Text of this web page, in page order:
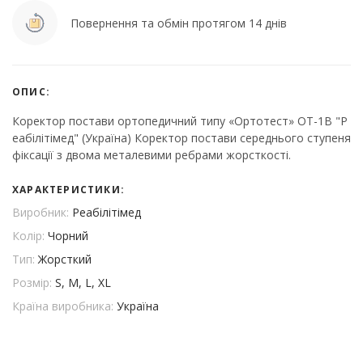
Повернення та обмін протягом 14 днів
ОПИС:
Коректор постави ортопедичний типу «Ортотест» ОТ-1В "Р
еабілітімед" (Україна) Коректор постави середнього ступеня
фіксації з двома металевими ребрами жорсткості.
ХАРАКТЕРИСТИКИ:
Виробник: Реабілітімед
Колір: Чорний
Тип:Жорсткий
Розмір: S, M, L, XL
Країна виробника: Україна